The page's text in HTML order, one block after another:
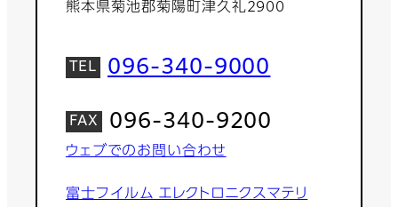
熊本県菊池郡菊陽町津久礼2900
096-340-9000
096-340-9200
ウェブでのお問い合わせ
富士フイルム エレクトロニクスマテリ